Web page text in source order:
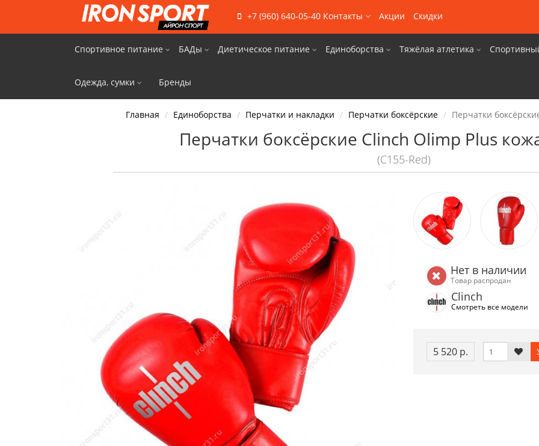
+7 (960) 640-05-40 Контакты Акции Скидки
Спортивное питание БАДы Диетическое питание Единоборства Тяжёлая атлетика
Одежда, сумки Бренды
Главная Единоборства Перчатки и накладки Перчатки боксёрские Перчатки
Перчатки боксёрские Clinch Olimp Plus
(C155-Red)
Нет в наличии
Товар распродан
Clinch
Смотреть все модели
5 520 р.